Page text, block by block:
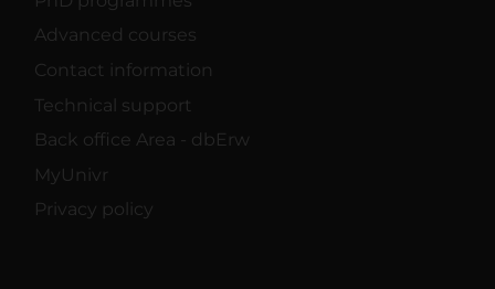
Advanced courses
Contact information
Technical support
Back office Area - dbErw
MyUnivr
Privacy policy